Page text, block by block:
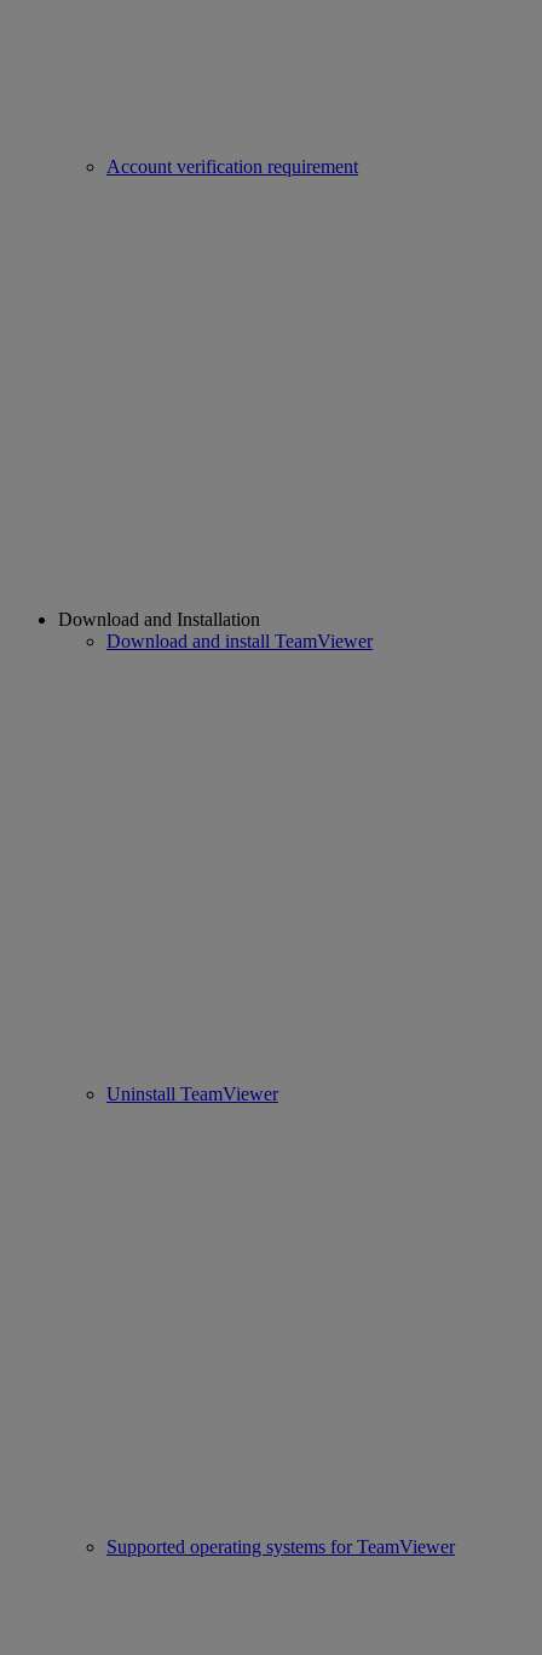
Account verification requirement
Download and Installation
Download and install TeamViewer
Uninstall TeamViewer
Supported operating systems for TeamViewer